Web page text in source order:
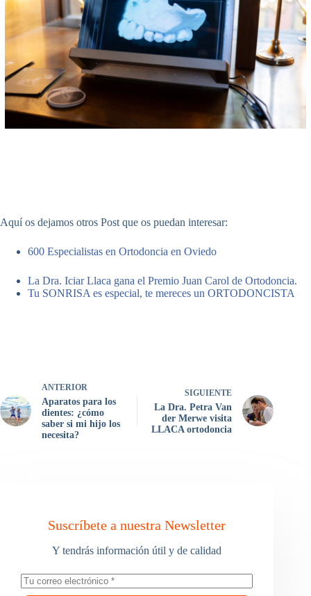
Aquí os dejamos otros Post que os puedan interesar:
600 Especialistas en Ortodoncia en Oviedo
La Dra. Iciar Llaca gana el Premio Juan Carol de Ortodoncia.
Tu SONRISA es especial, te mereces un ORTODONCISTA
ANTERIOR
Aparatos para los
dientes: ¿cómo
saber si mi hijo los
necesita?
SIGUIENTE
La Dra. Petra Van
der Merwe visita
LLACA ortodoncia
Suscríbete a nuestra Newsletter
Y tendrás información útil y de calidad